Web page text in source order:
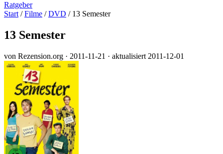
Ratgeber
Start / Filme / DVD / 13 Semester
13 Semester
von Rezension.org · 2011-11-21 · aktualisiert 2011-12-01